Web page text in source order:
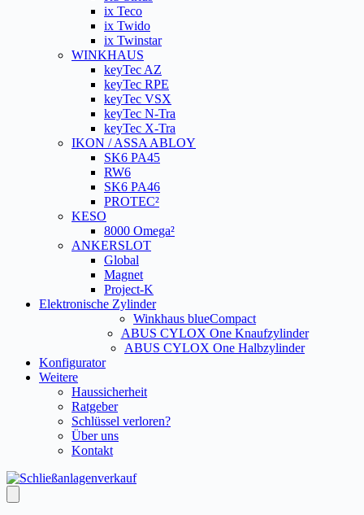
ix Teco
ix Twido
ix Twinstar
WINKHAUS
keyTec AZ
keyTec RPE
keyTec VSX
keyTec N-Tra
keyTec X-Tra
IKON / ASSA ABLOY
SK6 PA45
RW6
SK6 PA46
PROTEC²
KESO
8000 Omega²
ANKERSLOT
Global
Magnet
Project-K
Elektronische Zylinder
Winkhaus blueCompact
ABUS CYLOX One Knaufzylinder
ABUS CYLOX One Halbzylinder
Konfigurator
Weitere
Haussicherheit
Ratgeber
Schlüssel verloren?
Über uns
Kontakt